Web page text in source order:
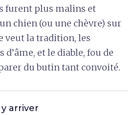
furent plus malins et
chien (ou une chèvre) sur
veut la tradition, les
d’âme, et le diable, fou de
du butin tant convoité.
arriver